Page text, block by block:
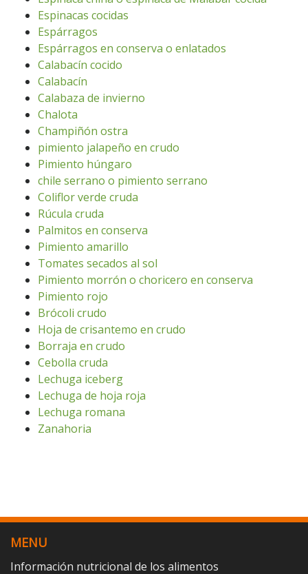
Espinacas cocidas
Espárragos
Espárragos en conserva o enlatados
Calabacín cocido
Calabacín
Calabaza de invierno
Chalota
Champiñón ostra
pimiento jalapeño en crudo
Pimiento húngaro
chile serrano o pimiento serrano
Coliflor verde cruda
Rúcula cruda
Palmitos en conserva
Pimiento amarillo
Tomates secados al sol
Pimiento morrón o choricero en conserva
Pimiento rojo
Brócoli crudo
Hoja de crisantemo en crudo
Borraja en crudo
Cebolla cruda
Lechuga iceberg
Lechuga de hoja roja
Lechuga romana
Zanahoria
MENU
Información nutricional de los alimentos